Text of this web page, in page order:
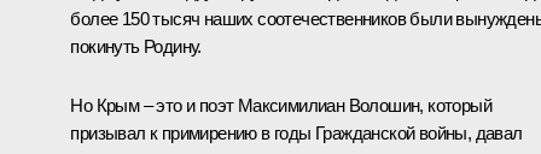
более 150 тысяч наших соотечественников были
покинуть Родину.
Но Крым – это и поэт Максимилиан Волошин, который
призывал к примирению в годы Гражданской войны, давал